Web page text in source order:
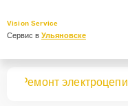
Vision Service
Сервис в Ульяновске
Ремонт электроцепи